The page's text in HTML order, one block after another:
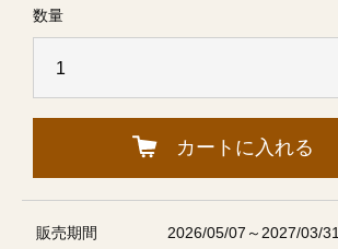
数量
カートに入れる
販売期間
2026/05/07～2027/03/31